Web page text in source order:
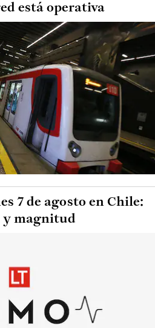
está operativa
7 de agosto en Chile:
y magnitud